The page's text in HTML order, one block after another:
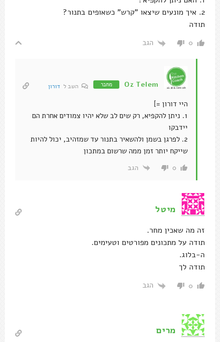
2. איך מונעים שיצאו "קרש" כשאופים בתנור?
תודה
0 הגב
Oz Telem מחבר השב ל דורון
היי דורון =]
1. ניתן להקפיא, רק שים לב שלא יהיו צמודים אחרת הם
יידבקו
2. לפרגן בשמן ולהשאיר בתנור עד שמזהיב, יכול להיות
שייקח יותר זמן ממה שרשום במתכון
0 הגב
מיטל
זה מה שאכין מחר.
תודה על מתכונים מפורטים וטעימים.
ה-בלוג.
תודה לך
0 הגב
מרים